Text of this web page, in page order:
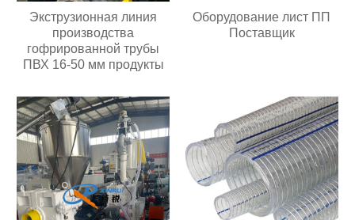
Экструзионная линия
производства
гофрированной трубы
ПВХ 16-50 мм продукты
Оборудование лист ПП
Поставщик